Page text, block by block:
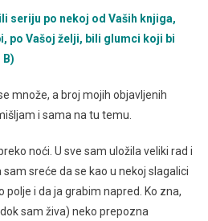
seriju po nekoj od Vaših knjiga,
po Vašoj želji, bili glumci koji bi
množe, a broj mojih objavljenih
i sama na tu temu.
noći. U sve sam uložila veliki rad i
sreće da se kao u nekoj slagalici
polje i da ja grabim napred. Ko zna,
sam živa) neko prepozna